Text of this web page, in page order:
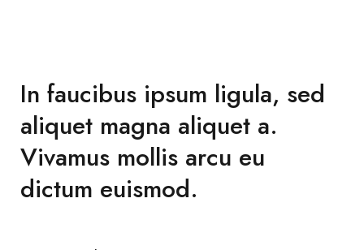
In faucibus ipsum ligula, sed
aliquet magna aliquet a.
Vivamus mollis arcu eu
dictum euismod.